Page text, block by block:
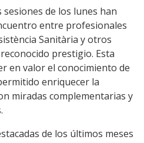
de los lunes han
entre profesionales
Sanitària y otros
prestigio. Esta
en valor el conocimiento de
enriquecer la
miradas complementarias y
de los últimos meses